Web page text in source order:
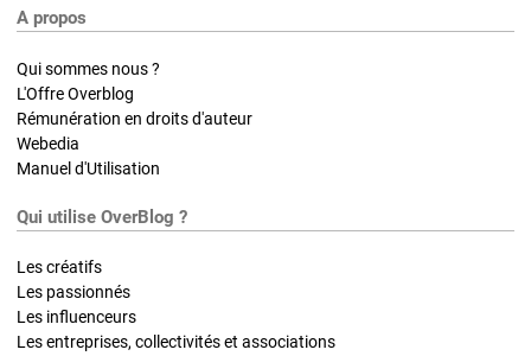
A propos
Qui sommes nous ?
L'Offre Overblog
Rémunération en droits d'auteur
Webedia
Manuel d'Utilisation
Qui utilise OverBlog ?
Les créatifs
Les passionnés
Les influenceurs
Les entreprises, collectivités et associations